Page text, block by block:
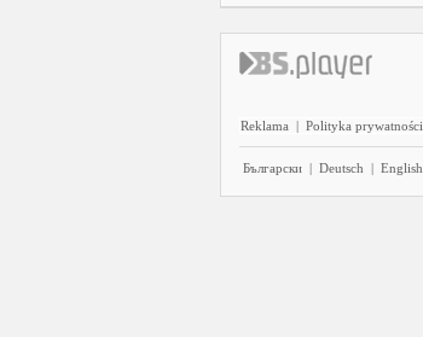
Reklama | Polityka prywatności
Български | Deutsch | English